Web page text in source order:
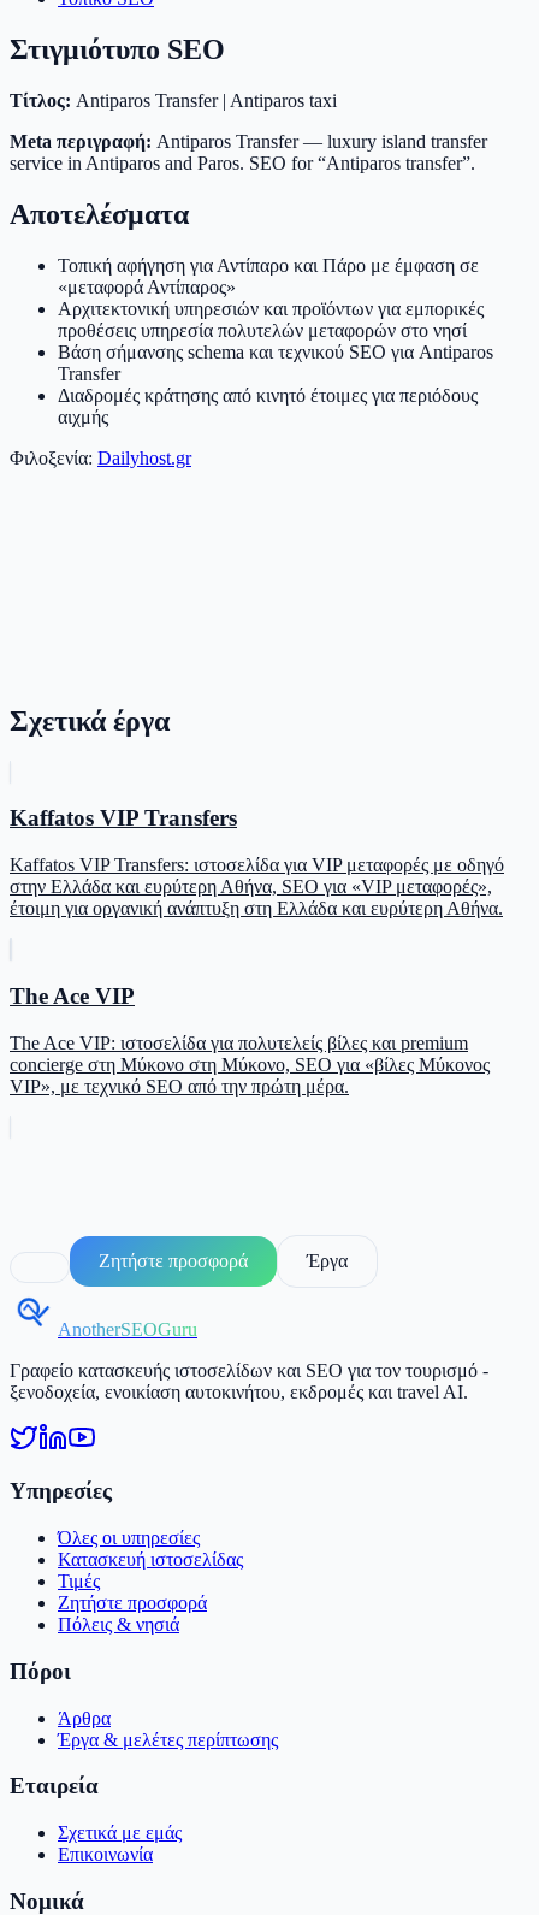
Στιγμιότυπο SEO
Τίτλος: Antiparos Transfer | Antiparos taxi
Meta περιγραφή: Antiparos Transfer — luxury island transfer
service in Antiparos and Paros. SEO for “Antiparos transfer”.
Αποτελέσματα
Τοπική αφήγηση για Αντίπαρο και Πάρο με έμφαση σε
«μεταφορά Αντίπαρος»
Αρχιτεκτονική υπηρεσιών και προϊόντων για εμπορικές
προθέσεις υπηρεσία πολυτελών μεταφορών στο νησί
Βάση σήμανσης schema και τεχνικού SEO για Antiparos
Transfer
Διαδρομές κράτησης από κινητό έτοιμες για περιόδους
αιχμής
Φιλοξενία: Dailyhost.gr
Σχετικά έργα
Kaffatos VIP Transfers
Kaffatos VIP Transfers: ιστοσελίδα για VIP μεταφορές με οδηγό
στην Ελλάδα και ευρύτερη Αθήνα, SEO για «VIP μεταφορές»,
έτοιμη για οργανική ανάπτυξη στη Ελλάδα και ευρύτερη Αθήνα.
The Ace VIP
The Ace VIP: ιστοσελίδα για πολυτελείς βίλες και premium
concierge στη Μύκονο στη Μύκονο, SEO για «βίλες Μύκονος
VIP», με τεχνικό SEO από την πρώτη μέρα.
Ζητήστε προσφορά Έργα
AnotherSEOGuru
Γραφείο κατασκευής ιστοσελίδων και SEO για τον τουρισμό -
ξενοδοχεία, ενοικίαση αυτοκινήτου, εκδρομές και travel AI.
Υπηρεσίες
Όλες οι υπηρεσίες
Κατασκευή ιστοσελίδας
Τιμές
Ζητήστε προσφορά
Πόλεις & νησιά
Πόροι
Άρθρα
Έργα & μελέτες περίπτωσης
Εταιρεία
Σχετικά με εμάς
Επικοινωνία
Νομικά